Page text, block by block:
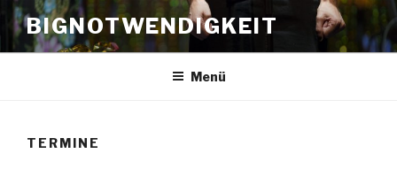
Zum
Inhalt
springen
BIGNOTWENDIGKEIT
Menü
TERMINE